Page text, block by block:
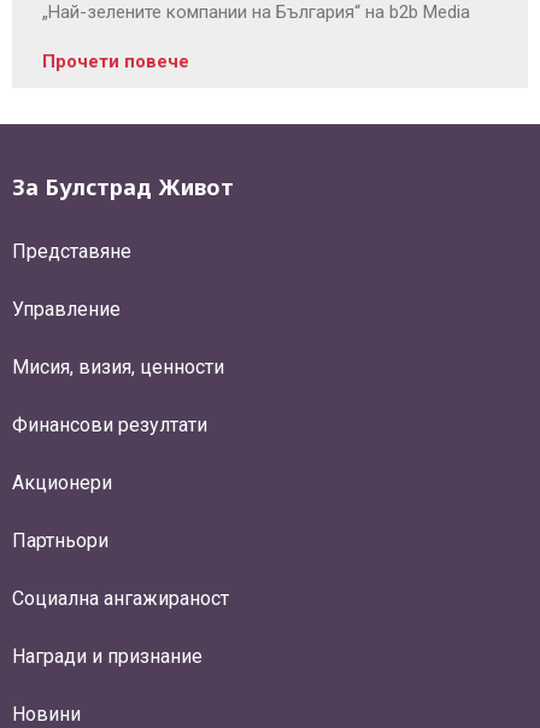
„Най-зелените компании на България“ на b2b Media
Прочети повече
За Булстрад Живот
Представяне
Управление
Мисия, визия, ценности
Финансови резултати
Акционери
Партньори
Социална ангажираност
Награди и признание
Новини